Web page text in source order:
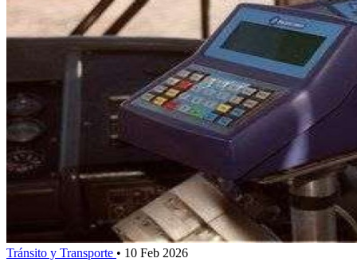
Tránsito y Transporte • 10 Feb 2026